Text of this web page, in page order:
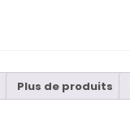
Plus de produits